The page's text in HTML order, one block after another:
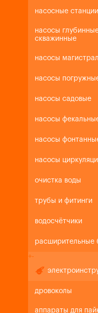
насосные станции
насосы
скважинные
насосы
насосы
насосы садовые
насосы
насосы
насосы
очистка воды
трубы и фитинги
водосчётчики
расширительные
+-
дровоколы
аппараты для